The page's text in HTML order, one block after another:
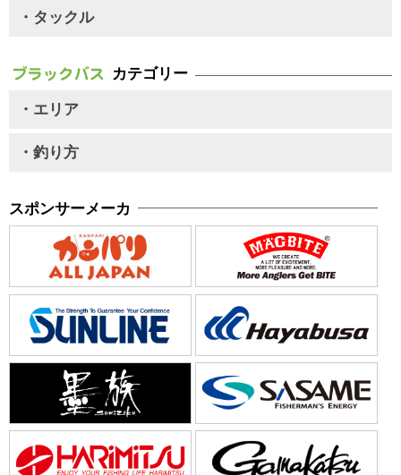
・タックル
カテゴリー
・エリア
・釣り方
スポンサーメーカ